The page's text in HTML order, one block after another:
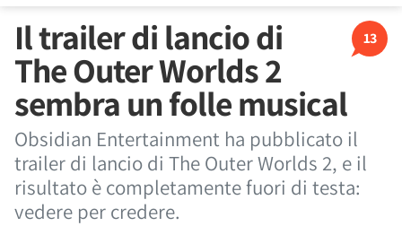
13
Il trailer di lancio di
The Outer Worlds 2
sembra un folle musical
Obsidian Entertainment ha pubblicato il
trailer di lancio di The Outer Worlds 2, e il
risultato è completamente fuori di testa:
vedere per credere.